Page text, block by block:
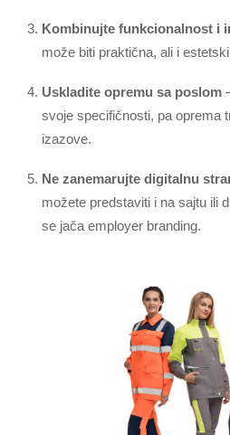
Kombinujte funkcionalnost i
može biti praktična, ali i
Uskladite opremu sa poslom
svoje specifičnosti, pa oprema
izazove.
Ne zanemarujte digitalnu
možete predstaviti i na sajtu ili
se jača employer branding.